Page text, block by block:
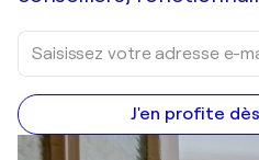
J'en profite